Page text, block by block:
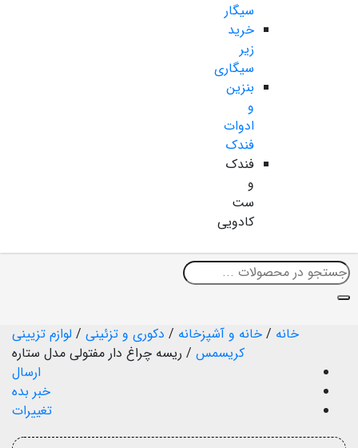
سیگار
خرید
زیر
سیگاری
بنزین
و
ادوات
فندک
فندک
و
ست
کادویی
خانه / خانه و آشپزخانه / دکوری و تزئینی / لوازم تزیینی
کریسمس / ریسه چراغ دار مفتولی مدل ستاره
ارسال
خبر بده
تغییرات